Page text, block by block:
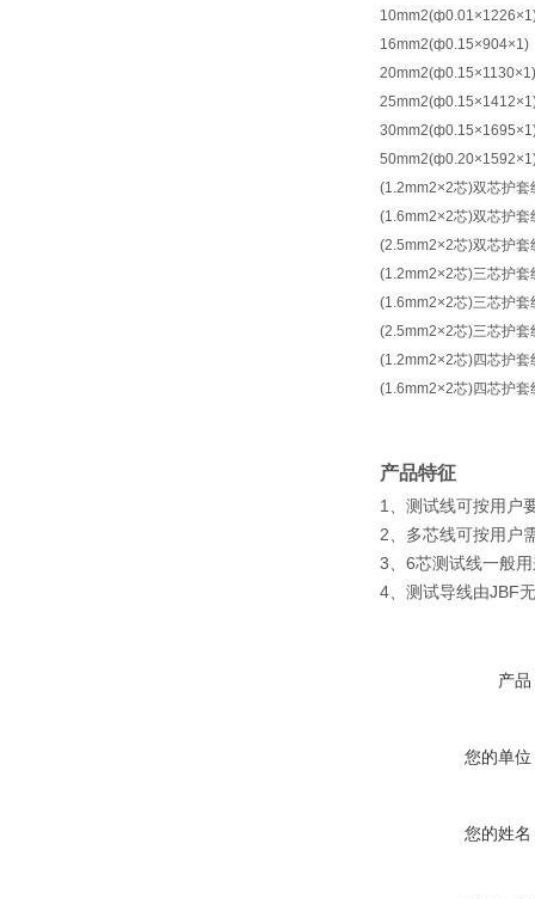
16mm2(ф0.15×904×1)
20mm2(ф0.15×1130×1)
(1.2mm2×2芯)双芯护套
(1.6mm2×2芯)双芯护套
(2.5mm2×2芯)双芯护套
(1.2mm2×2芯)三芯护套
(1.6mm2×2芯)三芯护套
(2.5mm2×2芯)三芯护套
(1.2mm2×2芯)四芯护套
(1.6mm2×2芯)四芯护套
产品特征
1、测试线可按用户
2、多芯线可按用户
3、6芯测试线一般
4、测试导线由JBF
产品
您的单位
您的姓名